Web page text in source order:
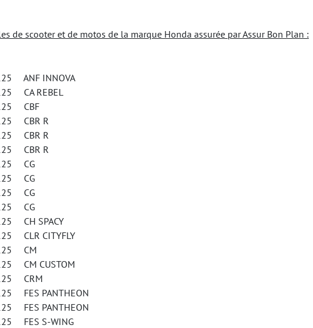
de scooter et de motos de la marque Honda assurée par Assur Bon Plan :
ANF INNOVA
CA REBEL
CBF
CBR R
CBR R
CBR R
CG
CG
CG
CG
CH SPACY
CLR CITYFLY
CM
CM CUSTOM
CRM
FES PANTHEON
FES PANTHEON
FES S-WING